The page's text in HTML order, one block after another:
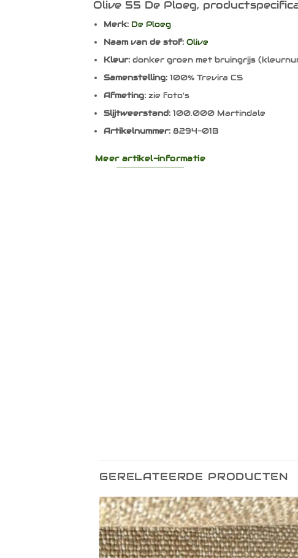
Olive 55 De Ploeg,
Merk: De Ploeg
Naam van de stof:Olive
Kleur: donker groen met bruingrijs
Samenstelling:100% Trevira CS
Afmeting: zie foto's
Slijtweerstand: 100.000 Martindale
Artikelnummer: 8294-01B
Meer artikel-informatie
GERELATEERDE PRODUCTEN
Toevoegen
aan
verlanglijst